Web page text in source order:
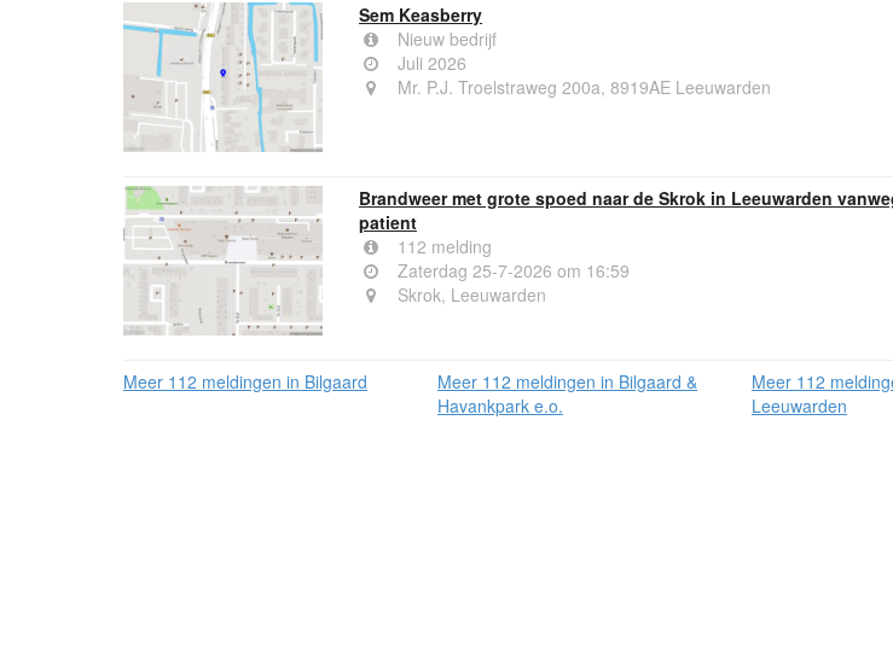
Sem Keasberry
Nieuw bedrijf
Juli 2026
Mr. P.J. Troelstraweg 200a, 8919AE Leeuwarden
Brandweer met grote spoed naar de Skrok in Leeuwarden
patient
112 melding
Zaterdag 25-7-2026 om 16:59
Skrok, Leeuwarden
Meer 112 meldingen in Bilgaard
Meer 112 meldingen in Bilgaard &
Havankpark e.o.
Meer 112
Leeuwarden